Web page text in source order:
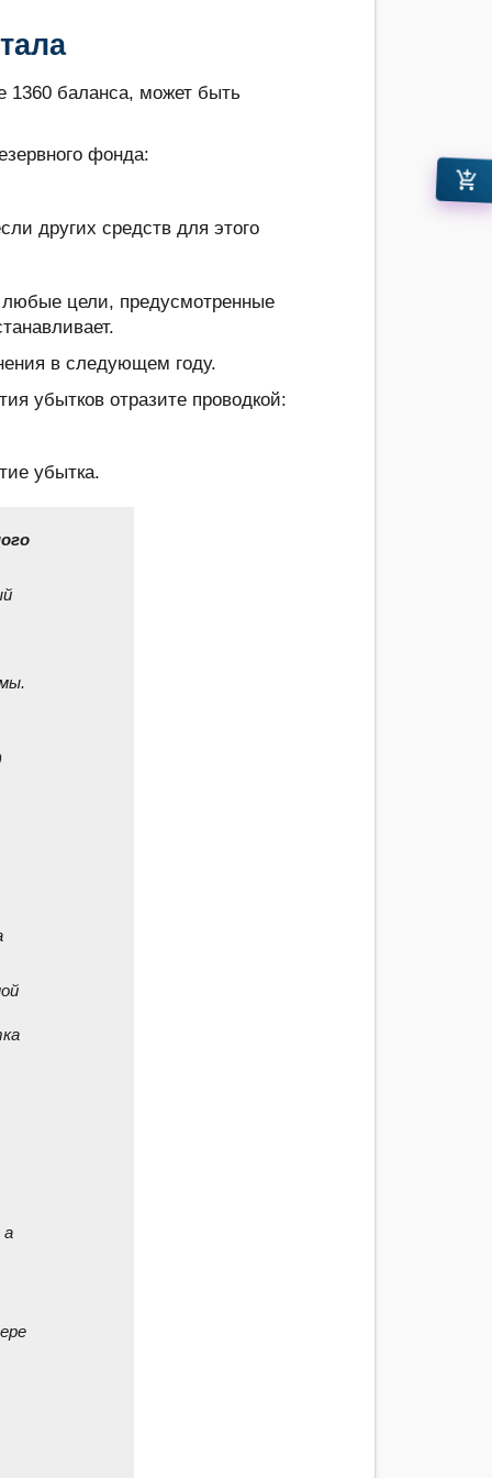
1360 баланса, может быть
фонда:
других средств для этого
цели, предусмотренные
в следующем году.
убытков отразите проводкой:
убытка.
а
add_shopping_cart